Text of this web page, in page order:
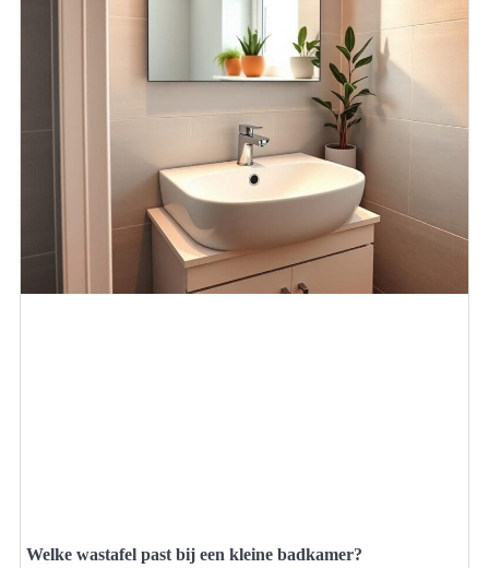
Welke wastafel past bij een kleine badkamer?